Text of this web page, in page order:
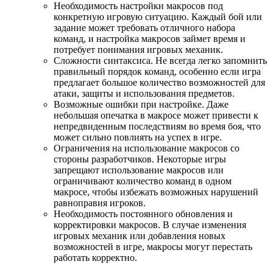
Необходимость настройки макросов под
конкретную игровую ситуацию. Каждый бой или
задание может требовать отличного набора
команд, и настройка макросов займет время и
потребует понимания игровых механик.
Сложности синтаксиса. Не всегда легко запомнить
правильный порядок команд, особенно если игра
предлагает большое количество возможностей для
атаки, защиты и использования предметов.
Возможные ошибки при настройке. Даже
небольшая опечатка в макросе может привести к
непредвиденным последствиям во время боя, что
может сильно повлиять на успех в игре.
Ограничения на использование макросов со
стороны разработчиков. Некоторые игры
запрещают использование макросов или
ограничивают количество команд в одном
макросе, чтобы избежать возможных нарушений
равноправия игроков.
Необходимость постоянного обновления и
корректировки макросов. В случае изменения
игровых механик или добавления новых
возможностей в игре, макросы могут перестать
работать корректно.